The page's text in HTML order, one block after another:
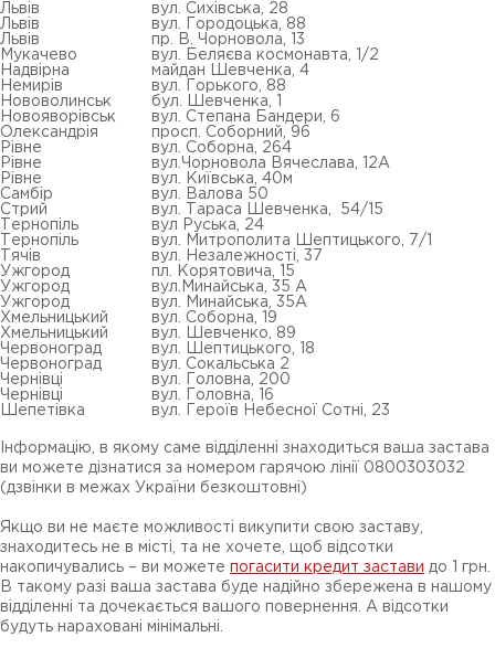
Львів
вул. Сихівська, 28
Львів
вул. Городоцька, 88
Львів
пр. В. Чорновола, 13
Мукачево
вул. Беляєва космонавта, 1/2
Надвірна
майдан Шевченка, 4
Немирів
вул. Горького, 88
Нововолинськ
бул. Шевченка, 1
Новояворівськ
вул. Степана Бандери, 6
Олександрія
просп. Соборний, 96
Рівне
вул. Соборна, 264
Рівне
вул.Чорновола Вячеслава, 12А
Рівне
вул. Київська, 40м
Самбір
вул. Валова 50
Стрий
вул. Тараса Шевченка, 54/15
Тернопіль
вул Руська, 24
Тернопіль
вул. Митрополита Шептицького, 7/1
Тячів
вул. Незалежності, 37
Ужгород
пл. Корятовича, 15
Ужгород
вул.Минайська, 35 А
Ужгород
вул. Минайська, 35А
Хмельницький
вул. Соборна, 19
Хмельницький
вул. Шевченко, 89
Червоноград
вул. Шептицького, 18
Червоноград
вул. Сокальська 2
Чернівці
вул. Головна, 200
Чернівці
вул. Головна, 16
Шепетівка
вул. Героїв Небесної Сотні, 23
Інформацію, в якому саме відділенні знаходиться ваша застава
ви можете дізнатися за номером гарячою лінії 0800303032
(дзвінки в межах України безкоштовні)
Якщо ви не маєте можливості викупити свою заставу,
знаходитесь не в місті, та не хочете, щоб відсотки
накопичувались – ви можете погасити кредит застави до 1 грн.
В такому разі ваша застава буде надійно збережена в нашому
відділенні та дочекається вашого повернення. А відсотки
будуть нараховані мінімальні.